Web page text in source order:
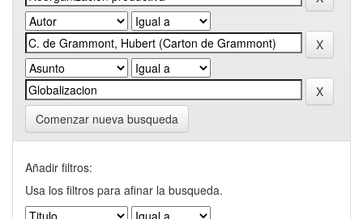
Comenzar nueva busqueda
Añadir filtros:
Usa los filtros para afinar la busqueda.